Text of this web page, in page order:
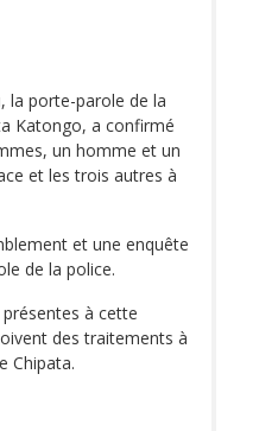
la porte-parole de la
Katongo, a confirmé
un homme et un
et les trois autres à
et une enquête
de la police.
à cette
des traitements à
Chipata.